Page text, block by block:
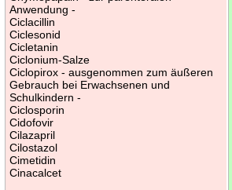
Anwendung -
Ciclacillin
Ciclesonid
Cicletanin
Ciclonium-Salze
Ciclopirox - ausgenommen zum äußeren
Gebrauch bei Erwachsenen und
Schulkindern -
Ciclosporin
Cidofovir
Cilazapril
Cilostazol
Cimetidin
Cinacalcet